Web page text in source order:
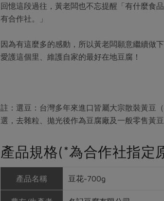
回憶這段過往，黃老闆也不忘提醒「有什麼食
有合作社。」
因為有這麼多的感動，所以黃老闆願意繼續做
愛護這個里、維護自家的最好在地豆腐！
註：選豆：台灣多年來進口皆屬大宗散裝黃豆
選，去雜粒、拋光後作為豆腐廠及一般零售黃
產品規格(*為合作社指定
產品名稱 豆花-700g